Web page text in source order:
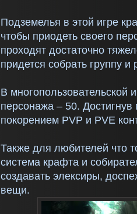
Подземелья в этой игре
чтобы приодеть своего
проходят достаточно
придется собрать группу и
В многопользовательской
персонажа – 50. Достигнув
покорением PVP и PVE
Также для любителей что
система крафта и
создавать элексиры,
вещи.